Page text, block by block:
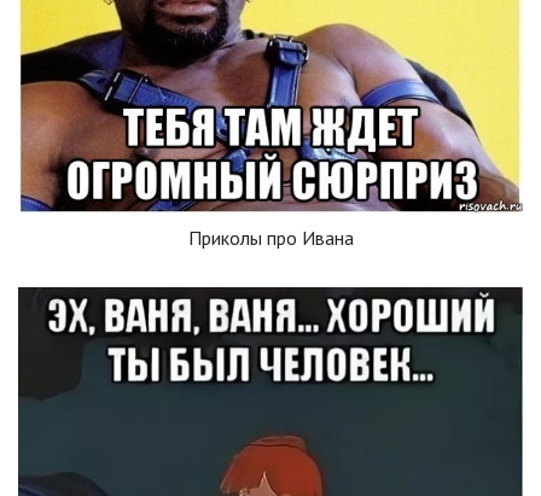
Приколы про Ивана